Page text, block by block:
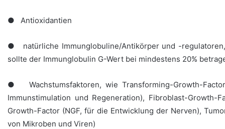
● Antioxidantien
● natürliche Immunglobuline/Antikörper und -regulatoren,
sollte der Immunglobulin G-Wert bei mindestens 20%
● Wachstumsfaktoren, wie Transforming-Growth-
Immunstimulation und Regeneration), Fibroblast-Growth-
Growth-Factor (NGF, für die Entwicklung der Nerven),
von Mikroben und Viren)